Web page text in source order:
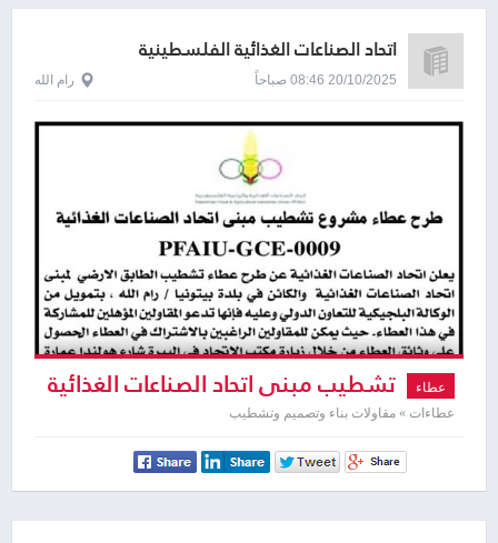
اتحاد الصناعات الغذائية الفلسطينية
20/10/2025 08:46 صباحاً رام الله
عطاء تشطيب مبنى اتحاد الصناعات الغذائية
عطاءات » مقاولات بناء وتصميم وتشطيب